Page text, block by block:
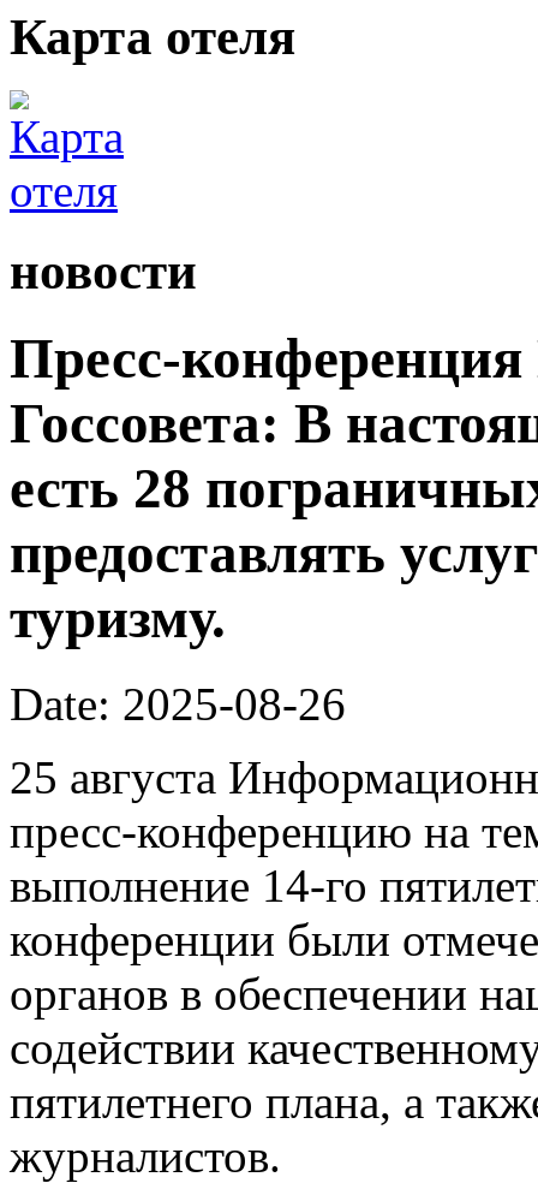
Карта отеля
новости
Пресс-
Госсовета: В
есть 28
предоставлять
туризму.
Date: 2025-08-26
25 августа
пресс-конференцию на
выполнение 14-го
конференции были
органов в обеспечении
содействии
пятилетнего плана, а
журналистов.